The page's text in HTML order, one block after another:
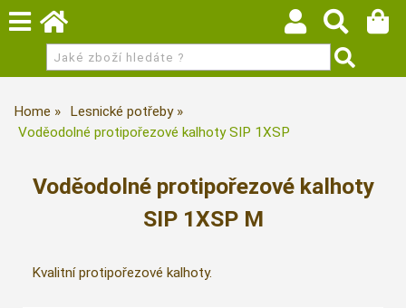
Home
Lesnické potřeby
Voděodolné protipořezové kalhoty SIP 1XSP
Voděodolné protipořezové kalhoty
SIP 1XSP M
Kvalitní protipořezové kalhoty.